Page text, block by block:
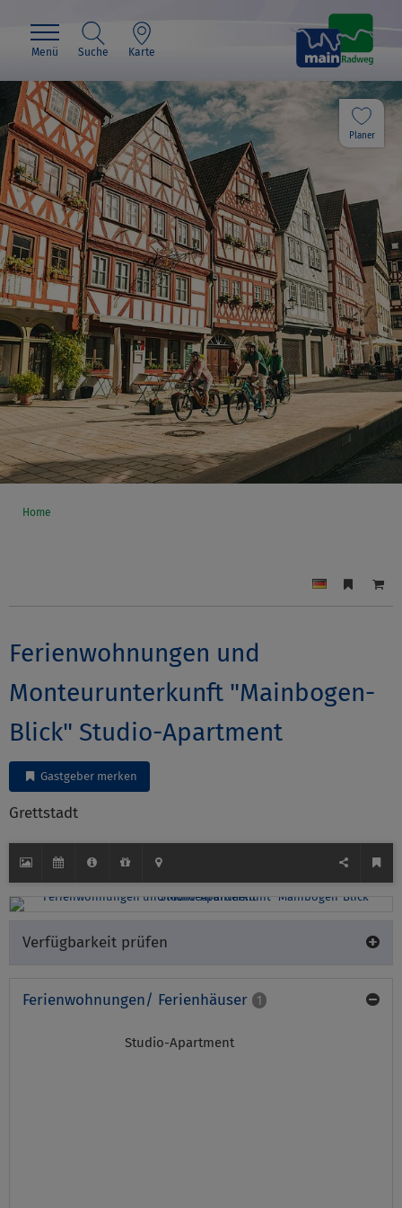
Menü Suche Karte
Planer
Home
Ferienwohnungen und
Monteurunterkunft "Mainbogen-
Blick" Studio-Apartment
Gastgeber merken
Grettstadt
Verfügbarkeit prüfen
Ferienwohnungen/ Ferienhäuser 1
Studio-Apartment